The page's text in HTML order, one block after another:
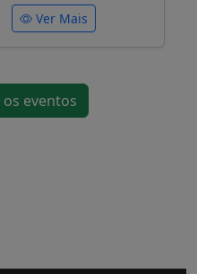
Ver Mais
eventos